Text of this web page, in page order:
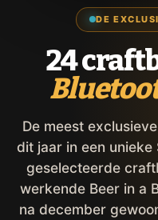
DE
24
De meest
dit jaar in een
geselecteerde
werkende Beer in a
na december